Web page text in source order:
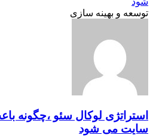
توسعه و بهینه سازی
استراتژی لوکال سئو ،چگونه
سایت می شود